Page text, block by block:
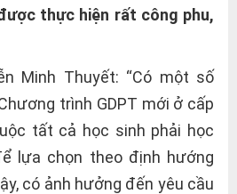
thực hiện rất công phu,
Minh Thuyết: “Có một số
trình GDPT mới ở cấp
tất cả học sinh phải học
lựa chọn theo định hướng
có ảnh hưởng đến yêu cầu